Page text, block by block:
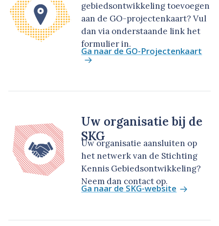
gebiedsontwikkeling toevoegen
aan de GO-projectenkaart? Vul
dan via onderstaande link het
formulier in.
Ga naar de GO-Projectenkaart
Uw organisatie bij de
SKG
Uw organisatie aansluiten op
het netwerk van de Stichting
Kennis Gebiedsontwikkeling?
Neem dan contact op.
Ga naar de SKG-website